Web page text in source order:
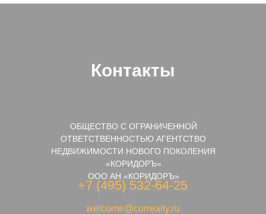
ОБЩЕСТВО С ОГРАНИЧЕННОЙ
ОТВЕТСТВЕННОСТЬЮ АГЕНТСТВО
НЕДВИЖИМОСТИ НОВОГО ПОКОЛЕНИЯ
«КОРИДОРЪ»
ООО АН «КОРИДОРЪ»
Контакты
+7 (495) 532-64-25
welcome@correalty.ru